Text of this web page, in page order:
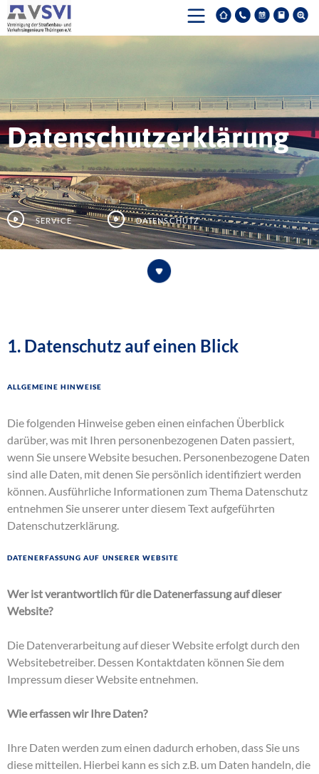
Datenschutzerklärung
Service Datenschutz
1. Datenschutz auf einen Blick
Allgemeine Hinweise
Die folgenden Hinweise geben einen einfachen Überblick
darüber, was mit Ihren personenbezogenen Daten passiert,
wenn Sie unsere Website besuchen. Personenbezogene Daten
sind alle Daten, mit denen Sie persönlich identifiziert werden
können. Ausführliche Informationen zum Thema Datenschutz
entnehmen Sie unserer unter diesem Text aufgeführten
Datenschutzerklärung.
Datenerfassung auf unserer Website
Wer ist verantwortlich für die Datenerfassung auf dieser
Website?
Die Datenverarbeitung auf dieser Website erfolgt durch den
Websitebetreiber. Dessen Kontaktdaten können Sie dem
Impressum dieser Website entnehmen.
Wie erfassen wir Ihre Daten?
Ihre Daten werden zum einen dadurch erhoben, dass Sie uns
diese mitteilen. Hierbei kann es sich z.B. um Daten handeln, die